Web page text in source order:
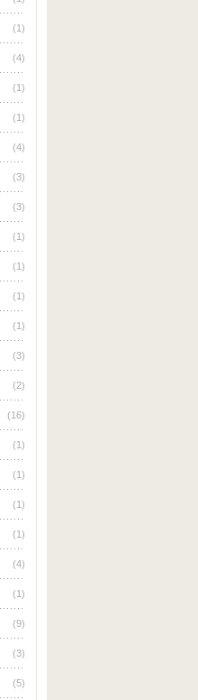
(1)
(4)
(1)
(1)
(4)
(3)
(3)
(1)
(1)
(1)
(1)
(3)
(2)
(16)
(1)
(1)
(1)
(1)
(4)
(1)
(9)
(3)
(5)